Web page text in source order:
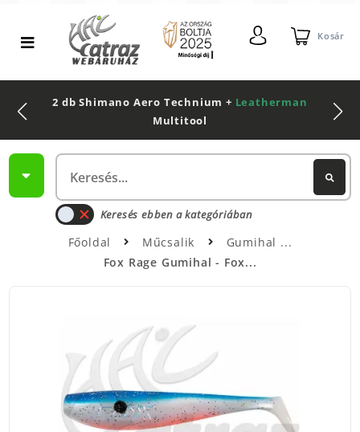
Kosár
2 db Shimano Aero Technium + Leatherman
Multitool
Keresés ebben a kategóriában
Főoldal Műcsalik
Gumihal
Fox Rage Gumihal - Fox...